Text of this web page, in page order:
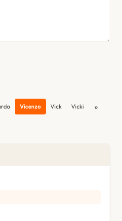
Vicenzo Vick Vicki »